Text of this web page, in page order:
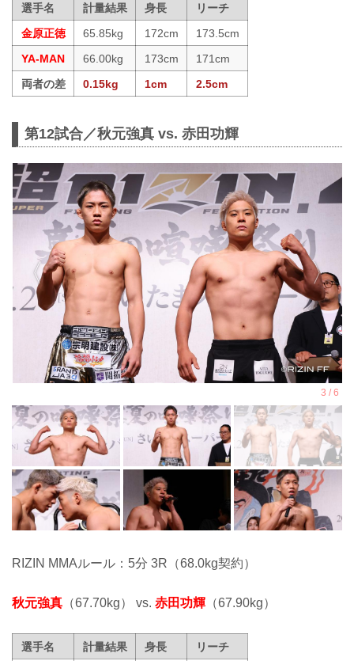
選手名 計量結果 身長
リーチ
金原正徳
65.85kg 172cm
173.5cm
YA-MAN
66.00kg 173cm
171cm
両者の差
0.15kg 1cm 2.5cm
第12試合／秋元強真 vs. 赤田功輝
RIZIN MMAルール：5分 3R（68.0kg契約）
秋元強真 （67.70kg） vs. 赤田功輝 （67.90kg）
選手名 計量結果 身長
リーチ